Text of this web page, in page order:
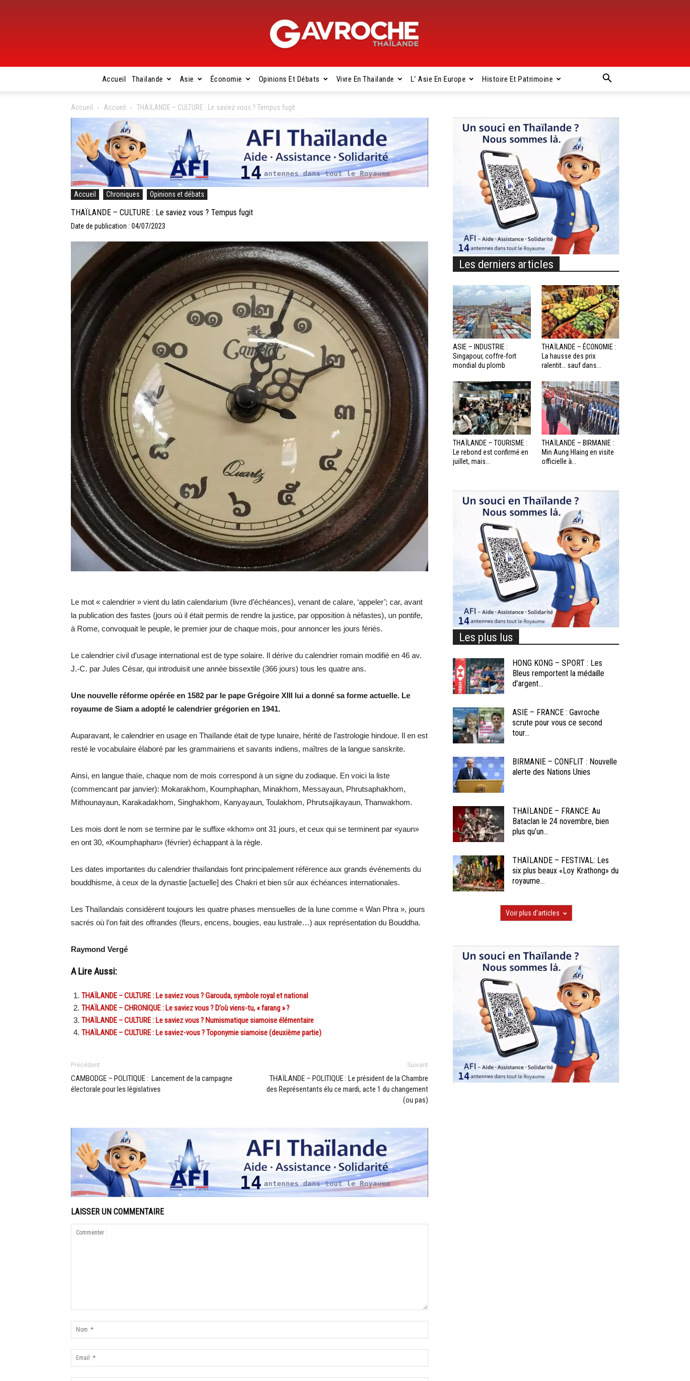
Gavroche
Thaïlande
Accueil Thaïlande Asie Économie Opinions Et Débats Vivre En Thaïlande L’ Asie En Europe Histoire Et Patrimoine
Accueil Accueil THAÏLANDE – CULTURE : Le saviez vous ? Tempus fugit
Accueil Chroniques Opinions et débats
THAÏLANDE – CULTURE : Le saviez vous ? Tempus fugit
Date de publication : 04/07/2023
Le mot « calendrier » vient du latin calendarium (livre d’échéances), venant de calare, ‘appeler’; car, avant
la publication des fastes (jours où il était permis de rendre la justice, par opposition à néfastes), un pontife,
à Rome, convoquait le peuple, le premier jour de chaque mois, pour annoncer les jours fériés.
Le calendrier civil d’usage international est de type solaire. Il dérive du calendrier romain modifié en 46 av.
J.-C. par Jules César, qui introduisit une année bissextile (366 jours) tous les quatre ans.
Une nouvelle réforme opérée en 1582 par le pape Grégoire XIII lui a donné sa forme actuelle. Le
royaume de Siam a adopté le calendrier grégorien en 1941.
Auparavant, le calendrier en usage en Thaïlande était de type lunaire, hérité de l’astrologie hindoue. Il en est
resté le vocabulaire élaboré par les grammairiens et savants indiens, maîtres de la langue sanskrite.
Ainsi, en langue thaïe, chaque nom de mois correspond à un signe du zodiaque. En voici la liste
(commencant par janvier): Mokarakhom, Koumphaphan, Minakhom, Messayaun, Phrutsaphakhom,
Mithounayaun, Karakadakhom, Singhakhom, Kanyayaun, Toulakhom, Phrutsajikayaun, Thanwakhom.
Les mois dont le nom se termine par le suffixe «khom» ont 31 jours, et ceux qui se terminent par «yaun»
en ont 30, «Koumphaphan» (février) échappant à la règle.
Les dates importantes du calendrier thaïlandais font principalement référence aux grands événements du
bouddhisme, à ceux de la dynastie [actuelle] des Chakri et bien sûr aux échéances internationales.
Les Thaïlandais considèrent toujours les quatre phases mensuelles de la lune comme « Wan Phra », jours
sacrés où l’on fait des offrandes (fleurs, encens, bougies, eau lustrale…) aux représentation du Bouddha.
Raymond Vergé
A Lire Aussi:
THAÏLANDE – CULTURE : Le saviez vous ? Garouda, symbole royal et national
THAÏLANDE – CHRONIQUE : Le saviez vous ? D’où viens-tu, « farang » ?
THAÏLANDE – CULTURE : Le saviez vous ? Numismatique siamoise élémentaire
THAÏLANDE – CULTURE : Le saviez-vous ? Toponymie siamoise (deuxième partie)
Précédent
CAMBODGE – POLITIQUE : Lancement de la campagne
électorale pour les législatives
Suivant
THAÏLANDE – POLITIQUE : Le président de la Chambre
des Représentants élu ce mardi, acte 1 du changement
(ou pas)
LAISSER UN COMMENTAIRE
Les derniers articles
ASIE – INDUSTRIE :
Singapour, coffre-fort
mondial du plomb
THAÏLANDE – ÉCONOMIE :
La hausse des prix
ralentit… sauf dans...
THAÏLANDE – TOURISME :
Le rebond est confirmé en
juillet, mais...
THAÏLANDE – BIRMANIE :
Min Aung Hlaing en visite
officielle à...
Les plus lus
HONG KONG – SPORT : Les
Bleus remportent la médaille
d’argent...
ASIE – FRANCE : Gavroche
scrute pour vous ce second
tour...
BIRMANIE – CONFLIT : Nouvelle
alerte des Nations Unies
THAÏLANDE – FRANCE: Au
Bataclan le 24 novembre, bien
plus qu’un...
THAÏLANDE – FESTIVAL: Les
six plus beaux «Loy Krathong» du
royaume...
Voir plus d'articles